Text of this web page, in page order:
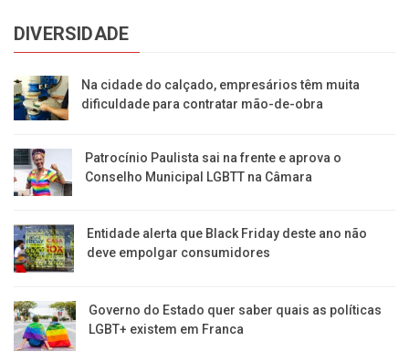
DIVERSIDADE
Na cidade do calçado, empresários têm muita
dificuldade para contratar mão-de-obra
Patrocínio Paulista sai na frente e aprova o
Conselho Municipal LGBTT na Câmara
Entidade alerta que Black Friday deste ano não
deve empolgar consumidores
Governo do Estado quer saber quais as políticas
LGBT+ existem em Franca